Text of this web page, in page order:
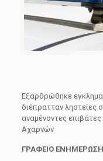
Εξαρθρώθηκε
διέπρατταν ληστείες
αναμένοντες
Αχαρνών
ΓΡΑΦΕΙΟ